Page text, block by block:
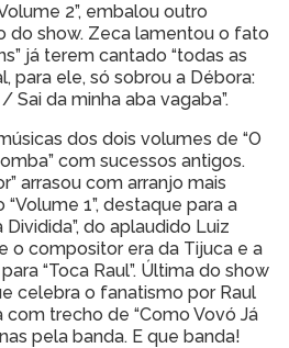
2”, embalou outro
do show. Zeca lamentou o fato
já terem cantado “todas as
para ele, só sobrou a Débora:
Sai da minha aba vagaba”.
dos dois volumes de “O
com sucessos antigos.
arrasou com arranjo mais
“Volume 1”, destaque para a
do aplaudido Luiz
o compositor era da Tijuca e a
“Toca Raul”. Última do show
celebra o fanatismo por Raul
trecho de “Como Vovó Já
pela banda. E que banda!